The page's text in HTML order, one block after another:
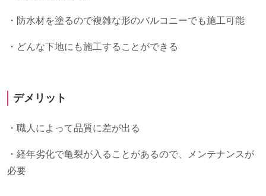
・防水材を塗るので複雑な形のバルコニーでも施工可能
・どんな下地にも施工することができる
デメリット
・職人によって品質に差が出る
・経年劣化で亀裂が入ることがあるので、メンテナンスが
必要